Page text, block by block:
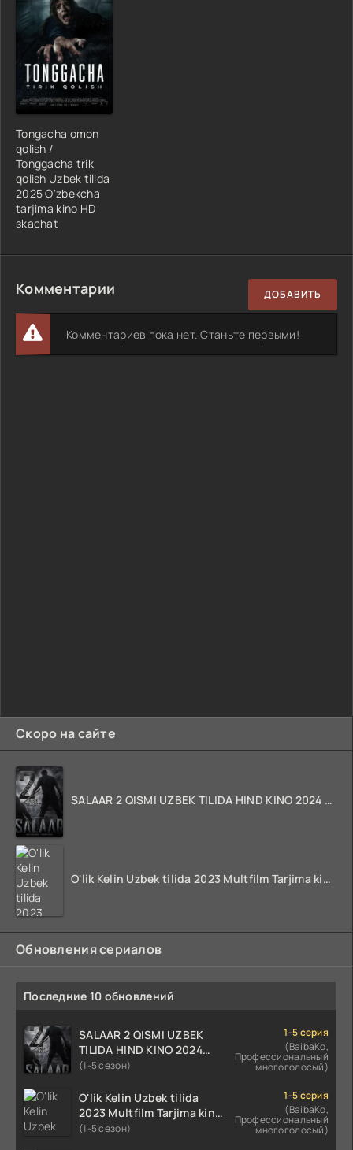
Скоро на сайте
SALAAR 2 QISMI UZBEK TILIDA HIND KINO 2024 TARJIMA 720p HD Skachat
O'lik Kelin Uzbek tilida 2023 Multfilm Tarjima kino skachat
Обновления сериалов
Последние 10 обновлений
SALAAR 2 QISMI UZBEK
TILIDA HIND KINO 2024
TARJIMA 720p HD Skachat
(1-5 сезон)
1-5 серия
(BaibaKo,
Профессиональный
многоголосый)
O'lik Kelin Uzbek tilida
2023 Multfilm Tarjima kino
skachat
(1-5 сезон)
1-5 серия
(BaibaKo,
Профессиональный
многоголосый)
Tongacha omon
qolish /
Tonggacha trik
qolish Uzbek tilida
2025 O'zbekcha
tarjima kino HD
skachat
Комментарии ДОБАВИТЬ
Комментариев пока нет. Станьте первыми!